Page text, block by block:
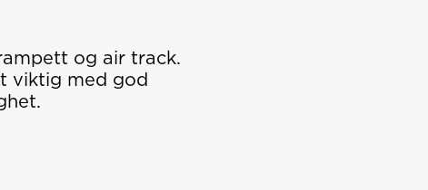
og air track.
viktig med god